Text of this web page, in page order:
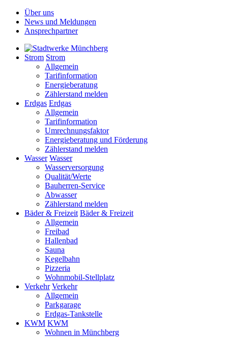
Über uns
News und Meldungen
Ansprechpartner
Strom Strom
Allgemein
Tarifinformation
Energieberatung
Zählerstand melden
Erdgas Erdgas
Allgemein
Tarifinformation
Umrechnungsfaktor
Energieberatung und Förderung
Zählerstand melden
Wasser Wasser
Wasserversorgung
Qualität/Werte
Bauherren-Service
Abwasser
Zählerstand melden
Bäder & Freizeit Bäder & Freizeit
Allgemein
Freibad
Hallenbad
Sauna
Kegelbahn
Pizzeria
Wohnmobil-Stellplatz
Verkehr Verkehr
Allgemein
Parkgarage
Erdgas-Tankstelle
KWM KWM
Wohnen in Münchberg